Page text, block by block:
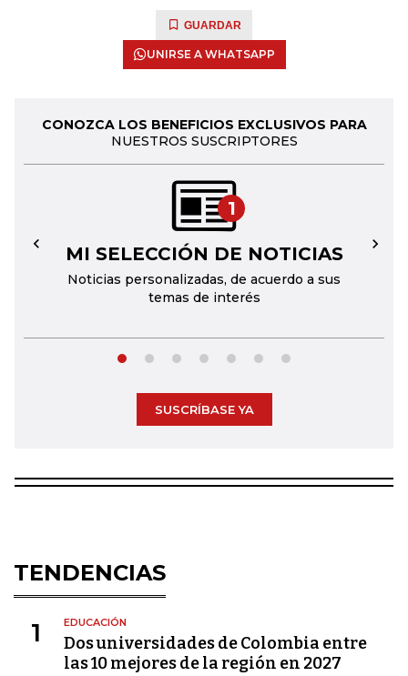
GUARDAR
UNIRSE A WHATSAPP
CONOZCA LOS BENEFICIOS EXCLUSIVOS PARA
NUESTROS SUSCRIPTORES
1
MI SELECCIÓN DE NOTICIAS
Noticias personalizadas, de acuerdo a sus
temas de interés
← →
SUSCRÍBASE YA
TENDENCIAS
1 EDUCACIÓN
Dos universidades de Colombia entre
las 10 mejores de la región en 2027